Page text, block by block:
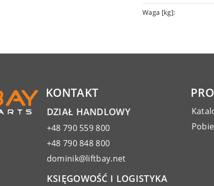
Waga [kg]:
KONTAKT
DZIAŁ HANDLOWY
+48 790 559 800
+48 790 848 800
dominik@liftbay.net
KSIĘGOWOŚĆ I LOGISTYKA